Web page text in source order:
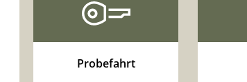
Probefahrt